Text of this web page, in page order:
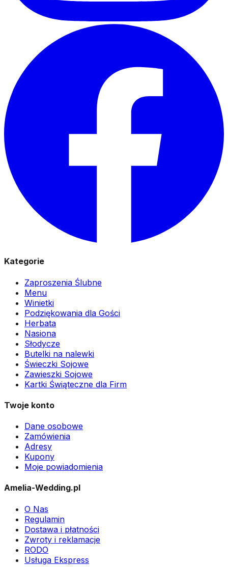
Kategorie
Zaproszenia Ślubne
Menu
Winietki
Podziękowania dla Gości
Herbata
Nasiona
Słodycze
Butelki na nalewki
Świeczki Sojowe
Zawieszki Sojowe
Kartki Świąteczne dla Firm
Twoje konto
Dane osobowe
Zamówienia
Adresy
Kupony
Moje powiadomienia
Amelia-Wedding.pl
O Nas
Regulamin
Dostawa i płatności
Zwroty i reklamacje
RODO
Usługa Ekspress